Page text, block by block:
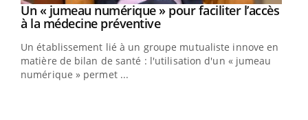
Youtube
Un « jumeau numérique » pour faciliter l’accès
à la médecine préventiveYoutube
Un établissement lié à un groupe mutualiste innove en
matière de bilan de santé : l'utilisation d'un « jumeau
numérique » permet ...
Youtube
COUP DE FOOD sur le diabèteYoutube
Coup de food sur le diabète, c'est votre nouveau rendez-
vous culinaire qui bouscule les idées reçues ! Dans cet
épisode, une ...